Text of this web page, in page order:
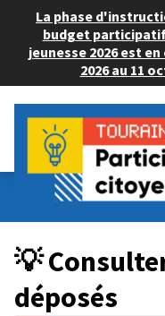
La phase
budget
jeunesse 2026 est
2026 au 11
Budget Participatif
💡 Consulter les projets
💡
déposés